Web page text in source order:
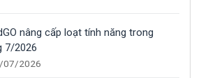
nâng cấp loạt tính năng trong
7/2026
07/2026